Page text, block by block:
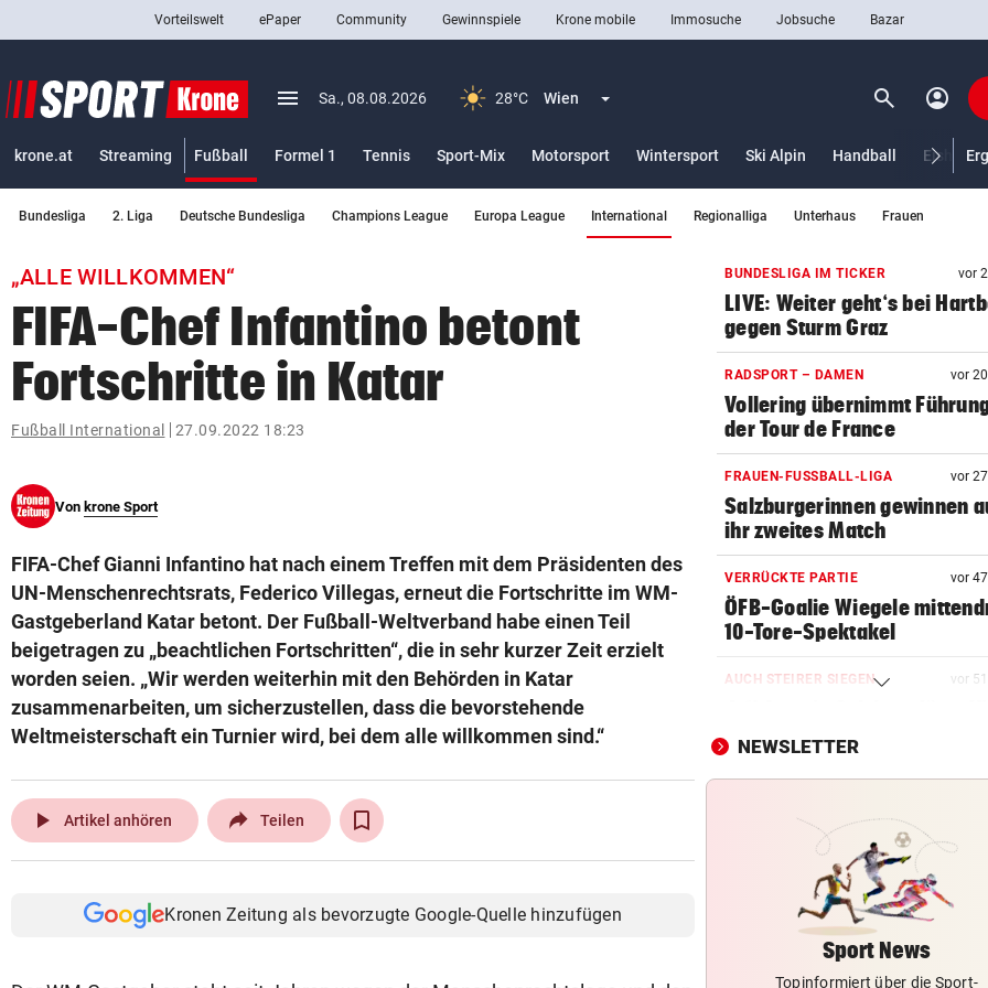
closeSchließen
Abonnieren
bookmark
search
Suchbegriff
eingeben
© Krone Multimedia GmbH & Co KG 2026
Vorteilswelt ePaper Community Gewinnspiele Krone mobile Immosuche Jobsuche Bazar
menu Menü aufklappen
Sa., 08.08.2026 28°C Wien Menü aufklappen search Suchen
account_circle
krone.at Streaming Fußball
Formel 1
Tennis Sport-Mix Motorsport Wintersport Ski Alpin Handball
Bundesliga 2. Liga Deutsche Bundesliga Champions League Europa League International Regionalliga Unterhaus Frauen
„ALLE WILLKOMMEN“
FIFA-Chef Infantino betont
Fortschritte in Katar
Fußball International 27.09.2022 18:23
Von krone Sport
FIFA-Chef Gianni Infantino hat nach einem Treffen mit dem Präsidenten des
UN-Menschenrechtsrats, Federico Villegas, erneut die Fortschritte im WM-
Gastgeberland Katar betont. Der Fußball-Weltverband habe einen Teil
beigetragen zu „beachtlichen Fortschritten“, die in sehr kurzer Zeit erzielt
worden seien. „Wir werden weiterhin mit den Behörden in Katar
zusammenarbeiten, um sicherzustellen, dass die bevorstehende
Weltmeisterschaft ein Turnier wird, bei dem alle willkommen sind.“
play_arrow Artikel anhören Teilen
Kronen Zeitung als bevorzugte Google-Quelle hinzufügen
BUNDESLIGA IM TICKER vor
LIVE: Weiter geht‘s bei
gegen Sturm Graz
RADSPORT – DAMEN vor
Vollering übernimmt
der Tour de France
FRAUEN-FUSSBALL-LIGA vor
Salzburgerinnen gewinnen
ihr zweites Match
VERRÜCKTE PARTIE vor
ÖFB-Goalie Wiegele
10-Tore-Spektakel
AUCH STEIRER SIEGEN vor
keine Chance
LOKALAUGENSCHEIN
das ist gefährlich“
REGIONALLIGA NORD
Grünau fertigte
DREIER FÜR ROTJACKEN
NEWSLETTER
Sport News
Topinformiert über die Sport-